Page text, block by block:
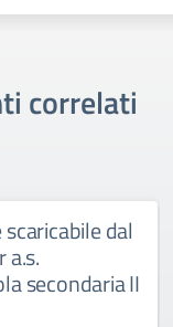
correlati
dal
secondaria II